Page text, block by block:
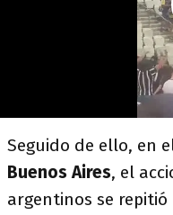
Seguido de ello, en
Buenos Aires, el
argentinos se repitió